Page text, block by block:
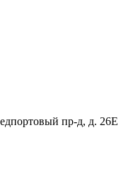
пр-д, д. 26Е